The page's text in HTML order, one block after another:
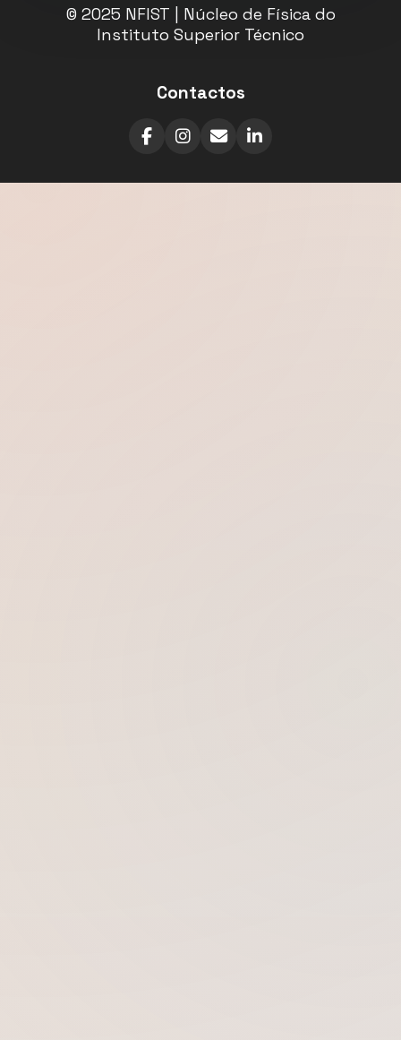
© 2025 NFIST | Núcleo de Física do
Instituto Superior Técnico
Contactos